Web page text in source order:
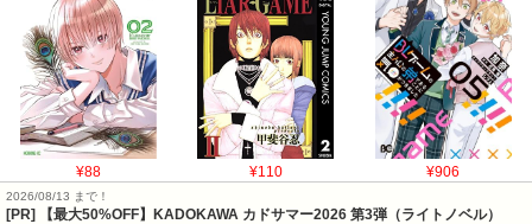
¥88 ¥110 ¥906
2026/08/13 まで！
[PR]
【最大50%OFF】KADOKAWA カドサマー2026 第3弾（ライトノベル）